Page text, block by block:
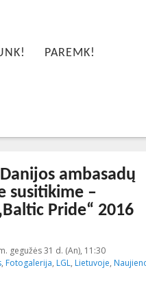
PAREMK!
ambasadų
susitikime –
Pride“ 2016
gegužės 31 d. (An), 11:30
, Fotogalerija, LGL, Lietuvoje,